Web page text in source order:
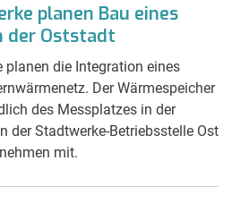
planen Bau eines
der Oststadt
planen die Integration eines
Der Wärmespeicher
des Messplatzes in der
der Stadtwerke-Betriebsstelle Ost
mit.